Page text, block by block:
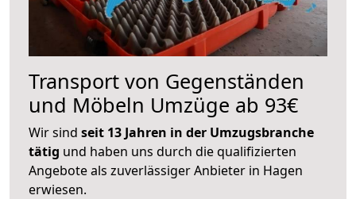
Transport von Gegenständen
und Möbeln Umzüge ab 93€
Wir sind seit 13 Jahren in der Umzugsbranche
tätig und haben uns durch die qualifizierten
Angebote als zuverlässiger Anbieter in Hagen
erwiesen.